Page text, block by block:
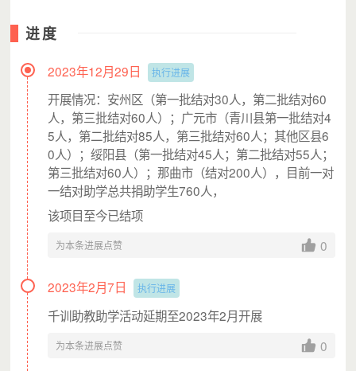
感谢您的捐赠。
为保障捐赠人的权益，浙江千训爱心慈善基金会将会
为有需要的爱心用户开具捐赠票据。申请开票请扫描
下方小程序码或二维码填写相关开票信息（请在捐赠
当月提交开票申请）。
票据开具成功后，可通过以下三种方式查验和下载打
印：①电子邮箱。捐赠方手机收到电子票据号码和校
验码，通过所提供的邮箱查验电子票据，自行下载打
点击[我的]-[我的票据]查验电子票据，自行下载打
进度
2023年12月29日 执行进展
开展情况：安州区（第一批结对30人，第二批结对60
人，第三批结对60人）；广元市（青川县第一批结对4
5人，第二批结对85人，第三批结对60人；其他区县6
0人）；绥阳县（第一批结对45人；第二批结对55人；
第三批结对60人）；那曲市（结对200人），目前一对
一结对助学总共捐助学生760人，
该项目至今已结项
为本条进展点赞 0
2023年2月7日 执行进展
千训助教助学活动延期至2023年2月开展
为本条进展点赞 0